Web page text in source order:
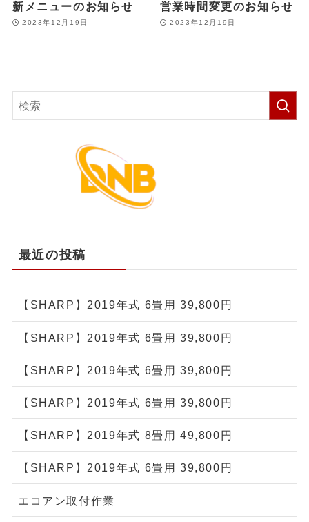
新メニューのお知らせ
2023年12月19日
営業時間変更のお知らせ
2023年12月19日
最近の投稿
【SHARP】2019年式 6畳用 39,800円
【SHARP】2019年式 6畳用 39,800円
【SHARP】2019年式 6畳用 39,800円
【SHARP】2019年式 6畳用 39,800円
【SHARP】2019年式 8畳用 49,800円
【SHARP】2019年式 6畳用 39,800円
エコアン取付作業